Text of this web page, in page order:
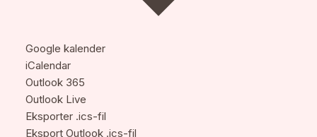
Google kalender
iCalendar
Outlook 365
Outlook Live
Eksporter .ics-fil
Eksport Outlook .ics-fil